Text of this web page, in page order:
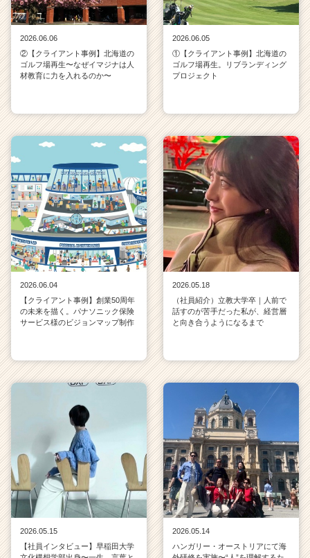
2026.06.06
②【クライアント事例】北海道の
ゴルフ場再生〜なぜイマジナは人
材教育に力を入れるのか〜
2026.06.05
①【クライアント事例】北海道の
ゴルフ場再生。リブランディング
プロジェクト
2026.06.04
【クライアント事例】創業50周年
の未来を描く。パナソニック保険
サービス様のビジョンマップ制作
2026.05.18
（社員紹介）立教大学卒｜人前で
話すのが苦手だった私が、経営層
と向き合うようになるまで
2026.05.15
【社員インタビュー】早稲田大学
2026.05.14
ハンガリー・オーストリアにて海